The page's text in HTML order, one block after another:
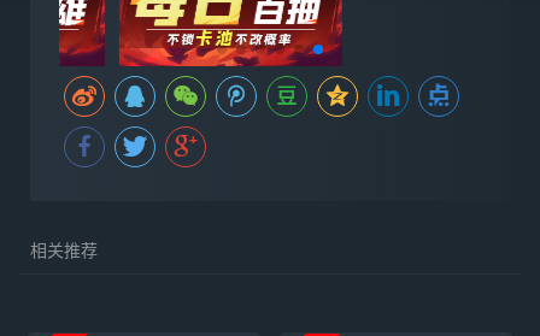
相关推荐